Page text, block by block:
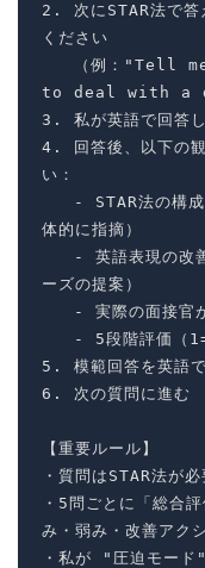
2. 次にSTAR法で答
ください
to deal with a
3. 私が英語で回答
4. 回答後、以下の観
い：
体的に指摘）
ーズの提案）
5. 模範回答を英語
6. 次の質問に進む
【重要ルール】
・質問はSTAR法が
・5問ごとに「総合
み・弱み・改善アク
・私が "圧迫モード